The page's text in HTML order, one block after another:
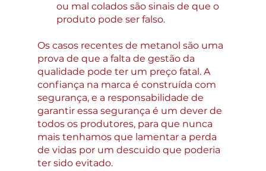
ou mal colados são sinais de que o
produto pode ser falso.
Os casos recentes de metanol são uma
prova de que a falta de gestão da
qualidade pode ter um preço fatal. A
confiança na marca é construída com
segurança, e a responsabilidade de
garantir essa segurança é um dever de
todos os produtores, para que nunca
mais tenhamos que lamentar a perda
de vidas por um descuido que poderia
ter sido evitado.